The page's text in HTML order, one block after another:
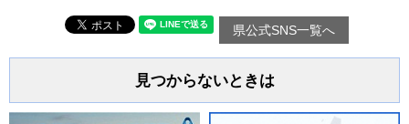
県公式SNS一覧へ
見つからないときは